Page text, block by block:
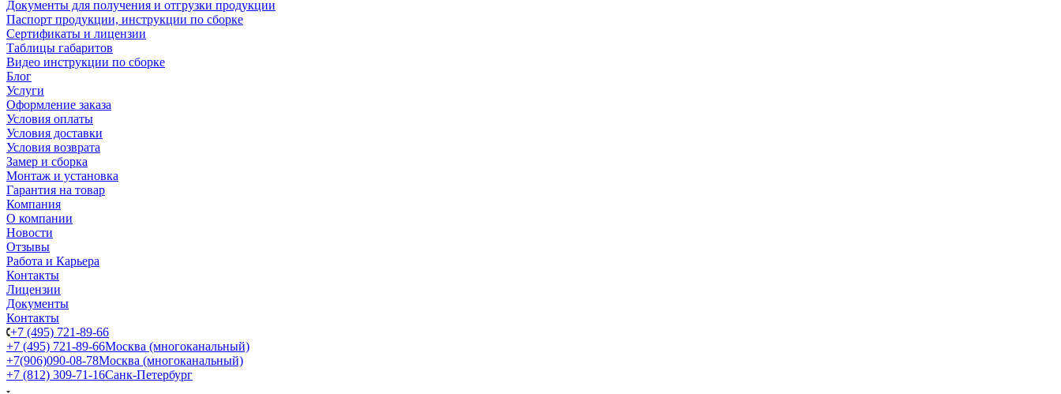
Документы для получения и отгрузки продукции
Паспорт продукции, инструкции по сборке
Сертификаты и лицензии
Таблицы габаритов
Видео инструкции по сборке
Блог
Услуги
Оформление заказа
Условия оплаты
Условия доставки
Условия возврата
Замер и сборка
Монтаж и установка
Гарантия на товар
Компания
О компании
Новости
Отзывы
Работа и Карьера
Контакты
Лицензии
Документы
Контакты
+7 (495) 721-89-66
+7 (495) 721-89-66Москва (многоканальный)
+7(906)090-08-78Москва (многоканальный)
+7 (812) 309-71-16Санк-Петербург